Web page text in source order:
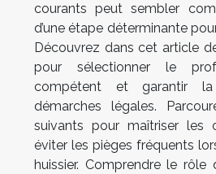
courants peut sembler
d’une étape déterminante
Découvrez dans cet article
pour sélectionner le
compétent et garantir
démarches légales.
suivants pour maîtriser les
éviter les pièges fréquents
huissier. Comprendre le rôle